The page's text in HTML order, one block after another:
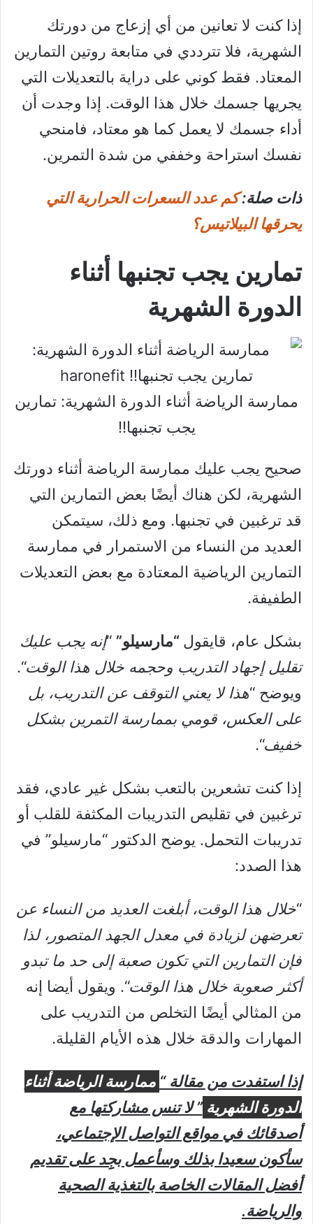
إذا كنت لا تعانين من أي إزعاج من دورتك
الشهرية، فلا تترددي في متابعة روتين التمارين
المعتاد. فقط كوني على دراية بالتعديلات التي
يجريها جسمك خلال هذا الوقت. إذا وجدت أن
أداء جسمك لا يعمل كما هو معتاد، فامنحي
نفسك استراحة وخففي من شدة التمرين.
ذات صلة:كم عدد السعرات الحرارية التي
يحرقها البيلاتيس؟
تمارين يجب تجنبها أثناء
الدورة الشهرية
ممارسة الرياضة أثناء الدورة الشهرية: تمارين
يجب تجنبها!!
صحيح يجب عليك ممارسة الرياضة أثناء دورتك
الشهرية، لكن هناك أيضًا بعض التمارين التي
قد ترغبين في تجنبها. ومع ذلك، سيتمكن
العديد من النساء من الاستمرار في ممارسة
التمارين الرياضية المعتادة مع بعض التعديلات
الطفيفة.
بشكل عام، قايقول “مارسيلو” “إنه يجب عليك
تقليل إجهاد التدريب وحجمه خلال هذا الوقت“.
ويوضح “هذا لا يعني التوقف عن التدريب، بل
على العكس، قومي بممارسة التمرين بشكل
خفيف“.
إذا كنت تشعرين بالتعب بشكل غير عادي، فقد
ترغبين في تقليص التدريبات المكثفة للقلب أو
تدريبات التحمل. يوضح الدكتور “مارسيلو” في
هذا الصدد:
“خلال هذا الوقت، أبلغت العديد من النساء عن
تعرضهن لزيادة في معدل الجهد المتصور، لذا
فإن التمارين التي تكون صعبة إلى حد ما تبدو
أكثر صعوبة خلال هذا الوقت“. ويقول أيضا إنه
من المثالي أيضًا التخلص من التدريب على
المهارات والدقة خلال هذه الأيام القليلة.
إذا استفدت من مقالة “ ممارسة الرياضة أثناء
الدورة الشهرية ” لا تنس مشاركتها مع
أصدقائك في مواقع التواصل الإجتماعي،
سأكون سعيدا بذلك وسأعمل بجِِد على تقديم
أفضل المقالات الخاصة بالتغذية الصحية
والرياضة.